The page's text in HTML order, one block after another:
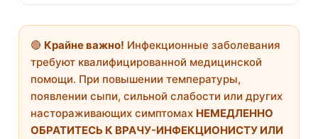
🔴 Крайне важно! Инфекционные заболевания
требуют квалифицированной медицинской
помощи. При повышении температуры,
появлении сыпи, сильной слабости или других
настораживающих симптомах НЕМЕДЛЕННО
ОБРАТИТЕСЬ К ВРАЧУ-ИНФЕКЦИОНИСТУ ИЛИ